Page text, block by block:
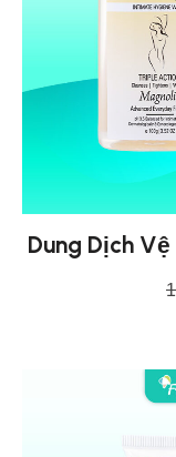
Dung Dịch